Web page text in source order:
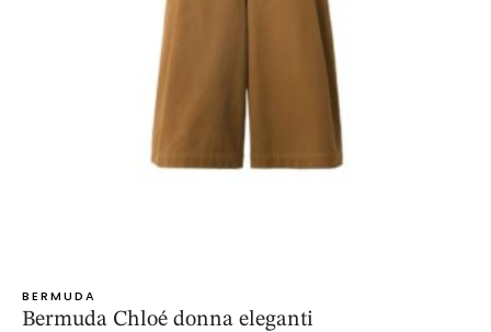
BERMUDA
Bermuda Chloé donna eleganti